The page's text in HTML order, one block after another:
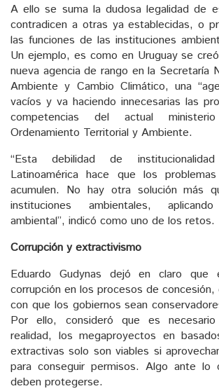
A ello se suma la dudosa legalidad de
contradicen a otras ya establecidas, o
las funciones de las instituciones
Un ejemplo, es como en Uruguay se
nueva agencia de rango en la Secretaría
Ambiente y Cambio Climático, una
vacíos y va haciendo innecesarias las
competencias del actual
Ordenamiento Territorial y Ambiente.
“Esta debilidad de
Latinoamérica hace que los
acumulen. No hay otra solución más
instituciones ambientales,
ambiental”, indicó como uno de los retos.
Corrupción y extractivismo
Eduardo Gudynas dejó en claro
corrupción en los procesos de
con que los gobiernos sean
Por ello, consideró que es
realidad, los megaproyectos en
extractivas solo son viables si
para conseguir permisos. Algo ante lo
deben protegerse.